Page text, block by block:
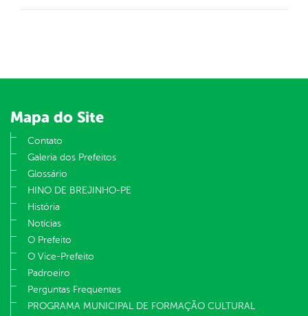
Mapa do Site
Contato
Galeria dos Prefeitos
Glossário
HINO DE BREJINHO-PE
História
Notícias
O Prefeito
O Vice-Prefeito
Padroeiro
Perguntas Frequentes
PROGRAMA MUNICIPAL DE FORMAÇÃO CULTURAL